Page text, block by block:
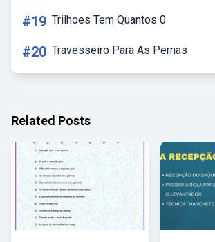
#19 Trilhoes Tem Quantos 0
#20 Travesseiro Para As Pernas
Related Posts